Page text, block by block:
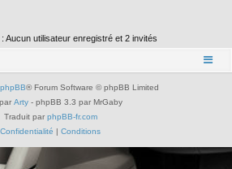
Aucun utilisateur enregistré et 2 invités
phpBB® Forum Software © phpBB Limited
Arty - phpBB 3.3 par MrGaby
Traduit par phpBB-fr.com
Confidentialité | Conditions